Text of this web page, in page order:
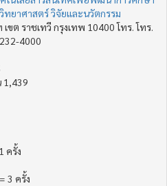
ทยาศาสตร์ วิจัยและนวัตกรรม
ต ราชเทวี กรุงเทพ 10400 โทร. โทร.
4000
1,439
ครั้ง
3 ครั้ง